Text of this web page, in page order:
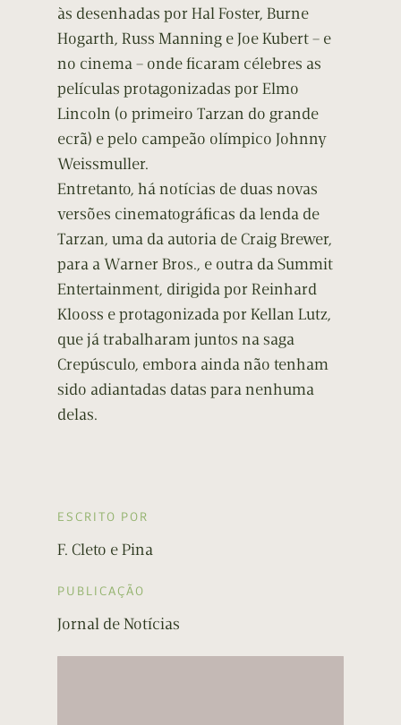
às desenhadas por Hal Foster, Burne
Hogarth, Russ Manning e Joe Kubert – e
no cinema – onde ficaram célebres as
películas protagonizadas por Elmo
Lincoln (o primeiro Tarzan do grande
ecrã) e pelo campeão olímpico Johnny
Weissmuller.
Entretanto, há notícias de duas novas
versões cinematográficas da lenda de
Tarzan, uma da autoria de Craig Brewer,
para a Warner Bros., e outra da Summit
Entertainment, dirigida por Reinhard
Klooss e protagonizada por Kellan Lutz,
que já trabalharam juntos na saga
Crepúsculo, embora ainda não tenham
sido adiantadas datas para nenhuma
delas.
ESCRITO POR
F. Cleto e Pina
PUBLICAÇÃO
Jornal de Notícias